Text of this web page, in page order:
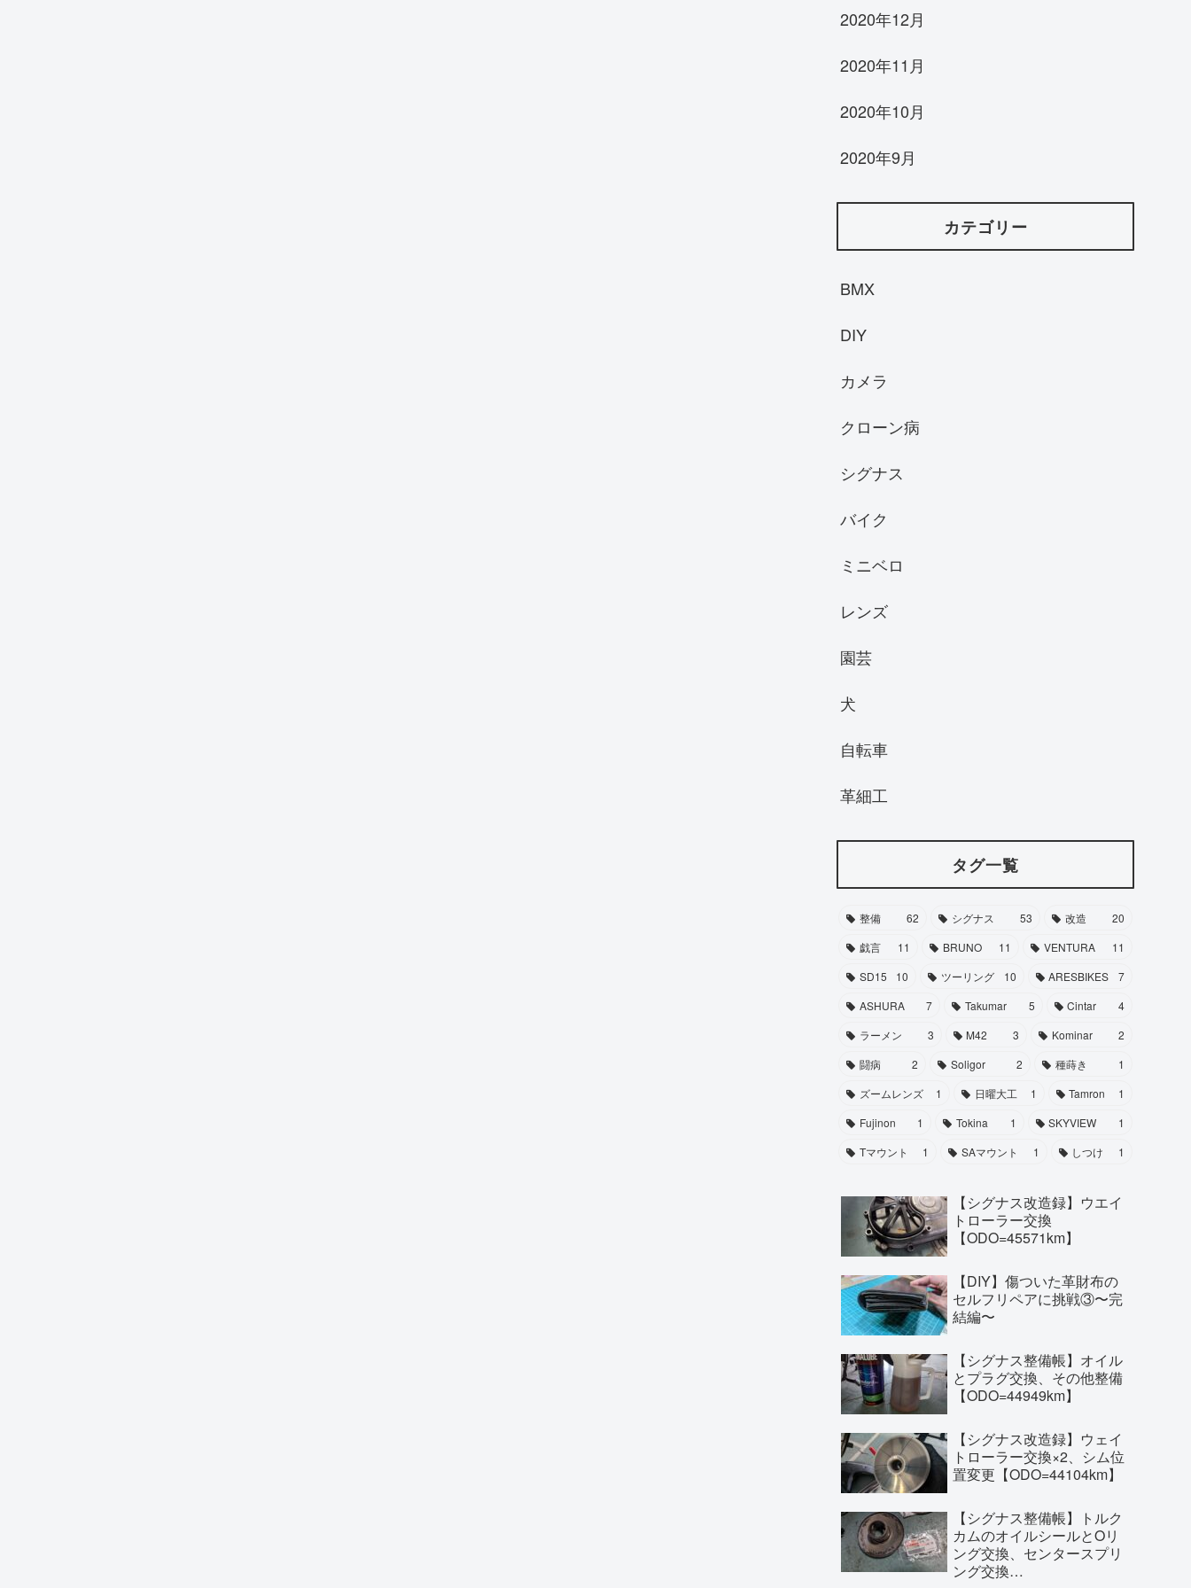
2020年12月
2020年11月
2020年10月
2020年9月
カテゴリー
BMX
DIY
カメラ
クローン病
シグナス
バイク
ミニベロ
レンズ
園芸
犬
自転車
革細工
タグ一覧
整備 62 シグナス 53 改造
20
戯言
11 BRUNO 11 VENTURA
11
SD15
10 ツーリング 10 ARESBIKES
7
ASHURA
7 Takumar 5 Cintar
4
ラーメン
3 M42 3 Kominar
2
闘病
2 Soligor 2 種蒔き
1
ズームレンズ
1 日曜大工 1 Tamron
1
Fujinon
1 Tokina 1 SKYVIEW
1
Tマウント
1 SAマウント 1 しつけ 1
【シグナス改造録】ウエイ
トローラー交換
【ODO=45571km】
【DIY】傷ついた革財布の
セルフリペアに挑戦③〜完
結編〜
【シグナス整備帳】オイル
とプラグ交換、その他整備
【ODO=44949km】
【シグナス改造録】ウェイ
トローラー交換×2、シム位
置変更【ODO=44104km】
【シグナス整備帳】トルク
カムのオイルシールとOリ
ング交換、センタースプリ
ング交換